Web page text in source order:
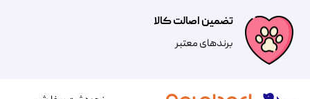
تضمین اصالت کالا
​​برندهای معتبر​​​​​​​